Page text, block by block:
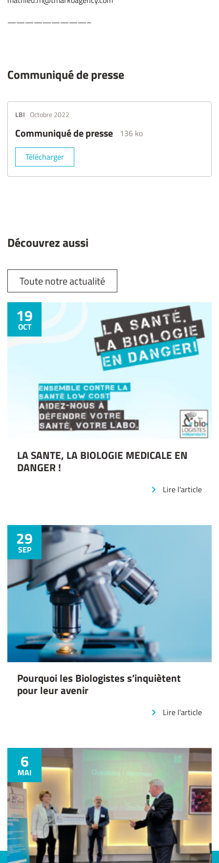
—————————–
Communiqué de presse
LBI Octobre 2022
Communiqué de presse
136 ko
Télécharger
Découvrez aussi
Toute notre actualité
19
OCT
LA SANTE, LA BIOLOGIE MEDICALE EN
DANGER !
Lire l'article
29
SEP
Pourquoi les Biologistes s’inquiètent
pour leur avenir
Lire l'article
6
MAI